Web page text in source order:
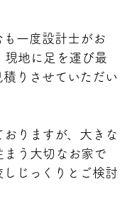
も一度設計士がお
現地に足を運び最
りさせていただい
りますが、大きな
まう大切なお家で
じっくりとご検討